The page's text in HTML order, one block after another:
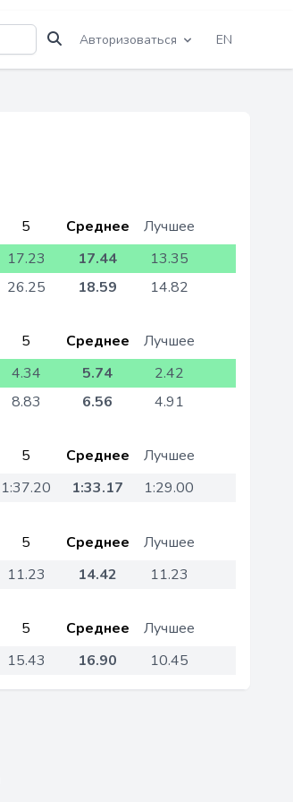
Авторизоваться EN
5 Среднее
Лучшее
17.23 17.44
13.35
26.25 18.59 14.82
5 Среднее
Лучшее
4.34 5.74
2.42
8.83 6.56 4.91
5 Среднее
Лучшее
1:37.20 1:33.17 1:29.00
5 Среднее
Лучшее
11.23 14.42 11.23
5 Среднее
Лучшее
15.43 16.90 10.45